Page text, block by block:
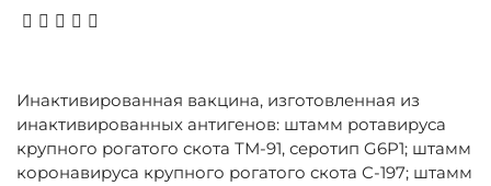
Инактивированная вакцина, изготовленная из
инактивированных антигенов: штамм ротавируса
крупного рогатого скота ТМ-91, серотип G6P1; штамм
коронавируса крупного рогатого скота С-197; штамм